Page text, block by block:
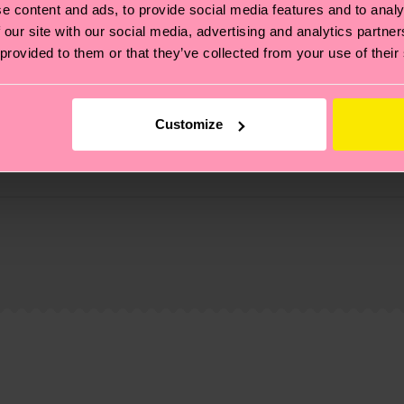
content and ads, to provide social media features and to
site with our social media, advertising and analytics
to them or that they’ve collected from your use of
Customize
et aux certifications : il s'agit aussi de mettre en